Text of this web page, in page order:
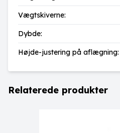
Vægtskiverne:
Dybde:
Højde-justering på aflægning:
Relaterede produkter